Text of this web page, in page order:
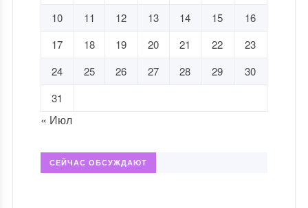
10
11 12 13 14 15
16
17
18 19 20 21 22
23
24
25 26 27 28 29
30
31
« Июл
СЕЙЧАС ОБСУЖДАЮТ